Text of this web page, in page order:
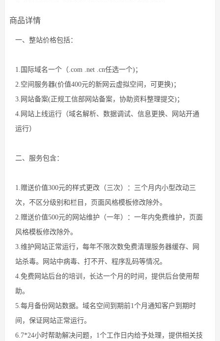
商品详情
一、整站价格包括：
1.国际域名一个（.com .net .cn任选一个)；
2.空间服务器(价值400元的新网云虚拟空间，可更换)；
3.网站备案(正规工信部网站备案，协助资料整理提交)；
4.网站上线运行（域名解析、数据调试、信息更换、网站开通
运行）
二、服务包含：
1.赠送价值300元的样式更改（三次）：三个月内小型改动三
次，不区分级别和栏目，页面风格模板修改除外。
2.赠送价值500元的网站维护（一年）：一年内免费维护，页面
风格模板修改除外。
3.维护网站正常运行，每年不限次数免费清理服务器缓存、网
站杀毒。网站中病毒、打不开、程序乱码等情况。
4.免费网站后台的培训，长达一个月的时间，提供后台使用帮
助。
5.每月备份网站数据。域名空间到期前1个月通知客户到期时
间，保证网站正常运行。
6.7*24小时帮助解决问题，1个工作日内给予处理，提供相关技